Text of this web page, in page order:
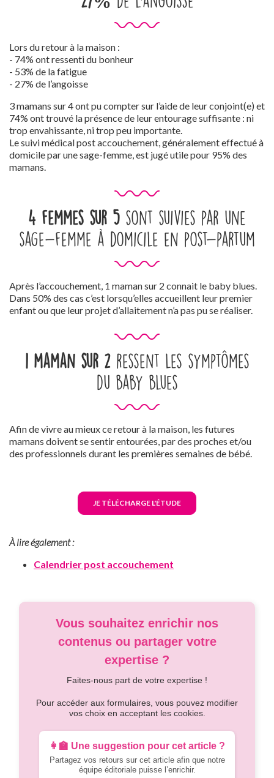
Lors du retour à la maison :
- 74% ont ressenti du bonheur
- 53% de la fatigue
- 27% de l’angoisse
3 mamans sur 4 ont pu compter sur l’aide de leur conjoint(e) et
74% ont trouvé la présence de leur entourage suffisante : ni
trop envahissante, ni trop peu importante.
Le suivi médical post accouchement, généralement effectué à
domicile par une sage-femme, est jugé utile pour 95% des
mamans.
4 femmes sur 5 sont suivies par une
sage-femme à domicile en post-partum
Après l’accouchement, 1 maman sur 2 connait le baby blues.
Dans 50% des cas c’est lorsqu’elles accueillent leur premier
enfant ou que leur projet d’allaitement n’a pas pu se réaliser.
1 maman sur 2ressent les symptômes
du baby blues
Afin de vivre au mieux ce retour à la maison, les futures
mamans doivent se sentir entourées, par des proches et/ou
des professionnels durant les premières semaines de bébé.
JE TÉLÉCHARGE L'ÉTUDE
À lire également :
Calendrier post accouchement
Vous souhaitez enrichir nos
contenus ou partager votre
expertise ?
Faites-nous part de votre expertise !
Pour accéder aux formulaires, vous pouvez modifier
vos choix en acceptant les cookies.
👩‍🏫 Une suggestion pour cet article ?
Partagez vos retours sur cet article afin que notre
équipe éditoriale puisse l’enrichir.